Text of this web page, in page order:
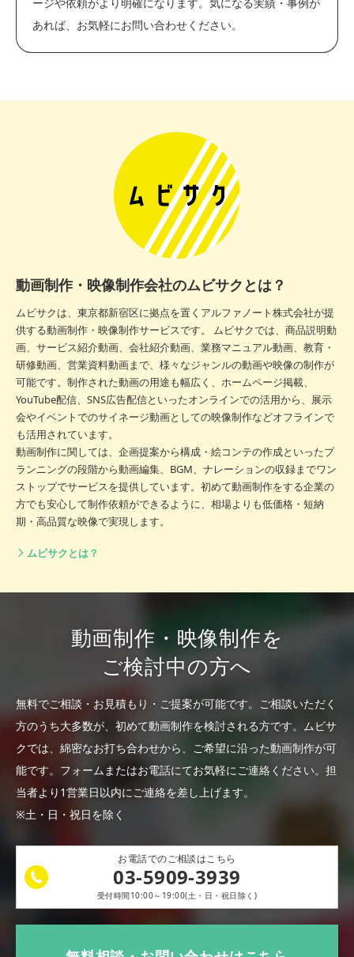
あれば、お気軽にお問い合わせください。
動画制作・映像制作会社のムビサクとは？
ムビサクは、東京都新宿区に拠点を置くアルファノート株式会社が提
供する動画制作・映像制作サービスです。 ムビサクでは、商品説明動
画、サービス紹介動画、会社紹介動画、業務マニュアル動画、教育・
研修動画、営業資料動画まで、様々なジャンルの動画や映像の制作が
可能です。制作された動画の用途も幅広く、ホームページ掲載、
YouTube配信、SNS広告配信といったオンラインでの活用から、展示
会やイベントでのサイネージ動画としての映像制作などオフラインで
も活用されています。
動画制作に関しては、企画提案から構成・絵コンテの作成といったプ
ランニングの段階から動画編集、BGM、ナレーションの収録までワン
ストップでサービスを提供しています。初めて動画制作をする企業の
方でも安心して制作依頼ができるように、相場よりも低価格・短納
期・高品質な映像で実現します。
ムビサクとは？
動画制作・映像制作を
ご検討中の方へ
無料でご相談・お見積もり・ご提案が可能です。 ご相談いただく
方のうち大多数が、初めて動画制作を検討される方です。 ムビサ
クでは、綿密なお打ち合わせから、ご希望に沿った動画制作が可
能です。 フォームまたはお電話にてお気軽にご連絡ください。 担
当者より1営業日以内にご連絡を差し上げます。
※土・日・祝日を除く
お電話でのご相談はこちら
03-5909-3939
受付時間10:00～19:00(土・日・祝日除く)